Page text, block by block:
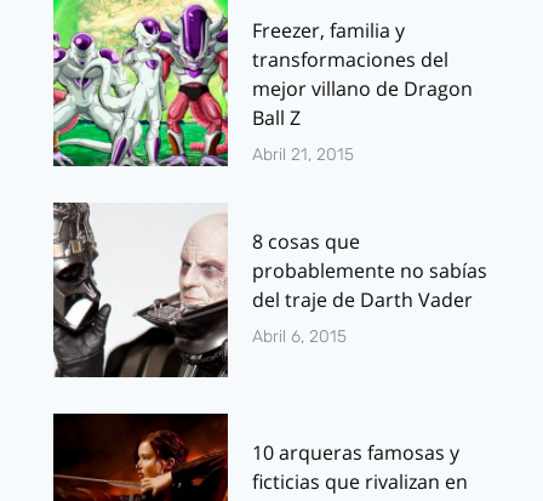
Freezer, familia y
transformaciones del
mejor villano de Dragon
Ball Z
Abril 21, 2015
8 cosas que
probablemente no sabías
del traje de Darth Vader
Abril 6, 2015
10 arqueras famosas y
ficticias que rivalizan en